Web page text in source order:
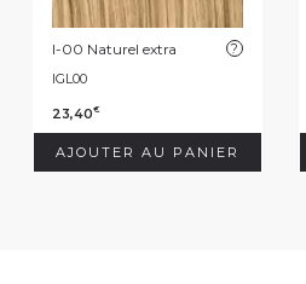
I-00 Naturel extra
?
IGL00
23,40€
AJOUTER AU PANIER